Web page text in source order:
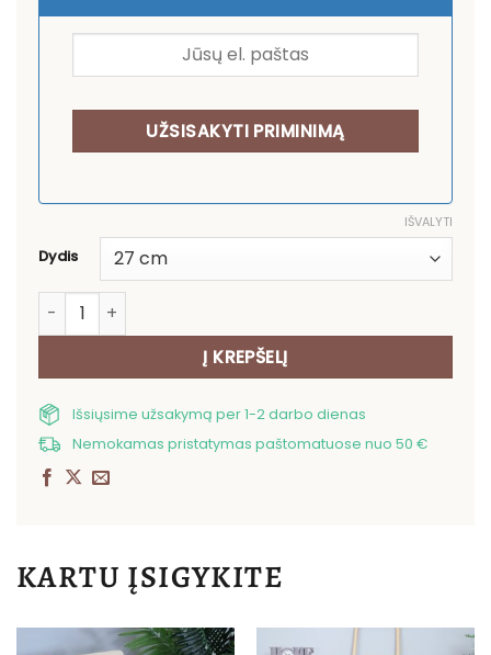
Dydis
IŠVALYTI
produkto kiekis: Apvali stalo servetėlė Snieguolės
Į KREPŠELĮ
Išsiųsime užsakymą per 1-2 darbo dienas
Nemokamas pristatymas paštomatuose nuo 50 €
KARTU ĮSIGYKITE